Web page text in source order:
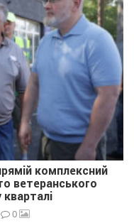
комплексний
ветеранського
0